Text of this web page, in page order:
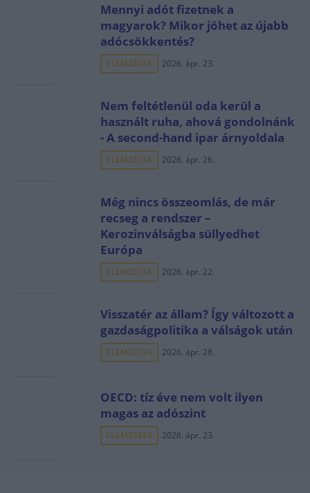
Mennyi adót fizetnek a
magyarok? Mikor jöhet az újabb
adócsökkentés?
ELEMZÉSEK 2026. ápr. 23.
Nem feltétlenül oda kerül a
használt ruha, ahová gondolnánk
- A second-hand ipar árnyoldala
ELEMZÉSEK 2026. ápr. 26.
Még nincs összeomlás, de már
recseg a rendszer –
Kerozinválságba süllyedhet
Európa
ELEMZÉSEK 2026. ápr. 22.
Visszatér az állam? Így változott a
gazdaságpolitika a válságok után
ELEMZÉSEK 2026. ápr. 28.
OECD: tíz éve nem volt ilyen
magas az adószint
ELEMZÉSEK 2026. ápr. 23.